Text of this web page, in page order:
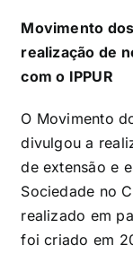
Movimento
realização de
com o IPPUR
O Movimento
divulgou a
de extensão e
Sociedade no
realizado em
foi criado em